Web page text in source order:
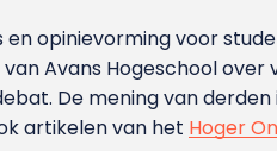
opinievorming voor
Avans Hogeschool
De mening van
artikelen van het Hoger